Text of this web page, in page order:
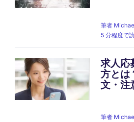
筆者
5 分程度で
求人応
方とは
文・注
筆者